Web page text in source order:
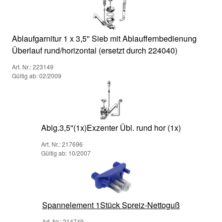
Ablaufgarnitur 1 x 3,5'' Sieb mit Ablauffernbedienung
Überlauf rund/horizontal (ersetzt durch 224040)
Art. Nr.: 223149
Gültig ab: 02/2009
Ablg.3,5''(1x)Exzenter Übl. rund hor (1x)
Art. Nr.: 217696
Gültig ab: 10/2007
Spannelement 1Stück Spreiz-Nettoguß